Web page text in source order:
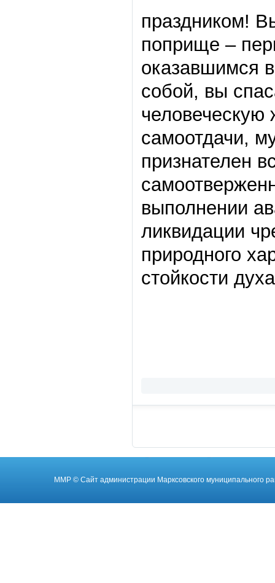
праздником!
поприще –
оказавшимся
собой, вы
человеческую
самоотдачи,
признателен
выполнении
ликвидации
природного
стойкости
ММР © Cайт администрации Марксовского муниципального